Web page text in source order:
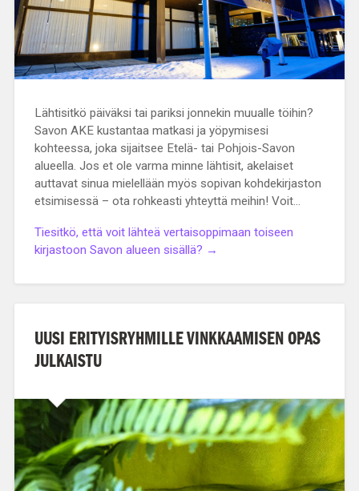
Lähtisitkö päiväksi tai pariksi jonnekin muualle töihin?
Savon AKE kustantaa matkasi ja yöpymisesi
kohteessa, joka sijaitsee Etelä- tai Pohjois-Savon
alueella. Jos et ole varma minne lähtisit, akelaiset
auttavat sinua mielellään myös sopivan kohdekirjaston
etsimisessä – ota rohkeasti yhteyttä meihin! Voit…
Tiesitkö, että voit lähteä vertaisoppimaan toiseen
kirjastoon Savon alueen sisällä? →
UUSI ERITYISRYHMILLE VINKKAAMISEN OPAS
JULKAISTU